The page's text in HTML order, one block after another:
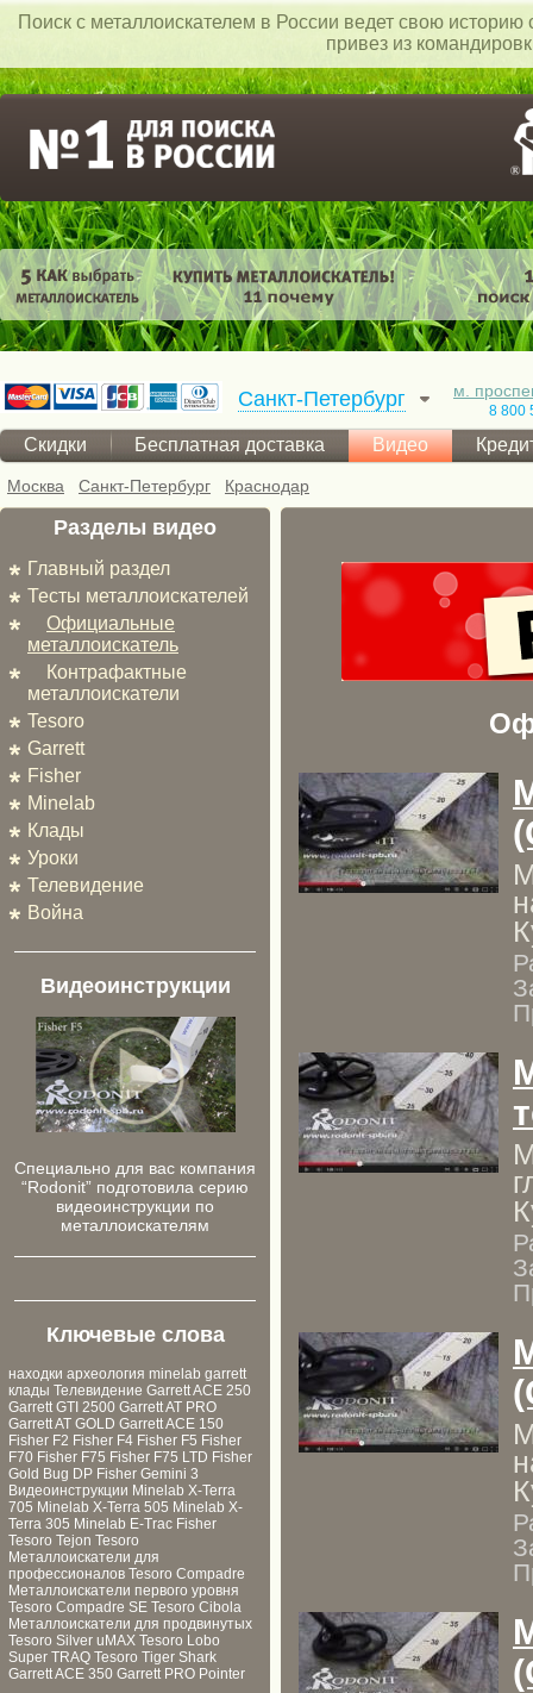
Поиск c металлоискателем в России ведет свою историю
привез из
Санкт-Петербург м.
8 800
Скидки Бесплатная доставка Видео
Москва Санкт-Петербург Краснодар
Разделы видео
Главный раздел
Тесты металлоискателей
Официальные
металлоискатель
Контрафактные
металлоискатели
Tesoro
Garrett
Fisher
Minelab
Клады
Уроки
Телевидение
Война
Видеоинструкции
Cпециально для ваc компания
“Rodonit” подготовила серию
видеоинструкции по
металлоискателям
Ключевые слова
находки археология minelab garrett
клады Телевидение Garrett ACE 250
Garrett GTI 2500 Garrett AT PRO
Garrett AT GOLD Garrett ACE 150
Fisher F2 Fisher F4 Fisher F5 Fisher
F70 Fisher F75 Fisher F75 LTD Fisher
Gold Bug DP Fisher Gemini 3
Видеоинструкции Minelab X-Terra
705 Minelab X-Terra 505 Minelab X-
Terra 305 Minelab E-Trac Fisher
Tesoro Tejon Tesoro
Металлоискатели для
профессионалов Tesoro Compadre
Металлоискатели первого уровня
Tesoro Compadre SE Tesoro Cibola
Металлоискатели для продвинутых
Tesoro Silver uMAX Tesoro Lobo
Super TRAQ Tesoro Tiger Shark
Garrett ACE 350 Garrett PRO Pointer